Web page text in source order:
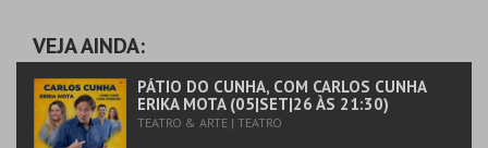
CRIATIVIDADE
MAIS INFO
COMPRAR
MAIS INFO
VEJA AINDA:
PÁTIO DO CUNHA, COM CARLOS CUNHA
ERIKA MOTA (05|SET|26 ÀS 21:30)
TEATRO & ARTE | TEATRO